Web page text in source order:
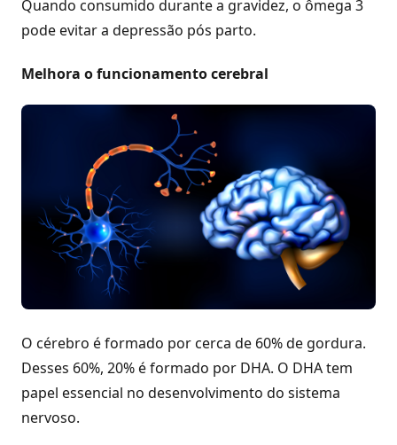
Quando consumido durante a gravidez, o ômega 3
pode evitar a depressão pós parto.
Melhora o funcionamento cerebral
O cérebro é formado por cerca de 60% de gordura.
Desses 60%, 20% é formado por DHA. O DHA tem
papel essencial no desenvolvimento do sistema
nervoso.